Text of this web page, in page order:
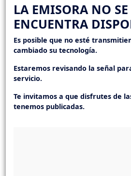
LA EMISORA NO SE
ENCUENTRA
Es posible que no esté
cambiado su tecnología.
Estaremos revisando la señal
servicio.
Te invitamos a que disfrutes de
tenemos publicadas.